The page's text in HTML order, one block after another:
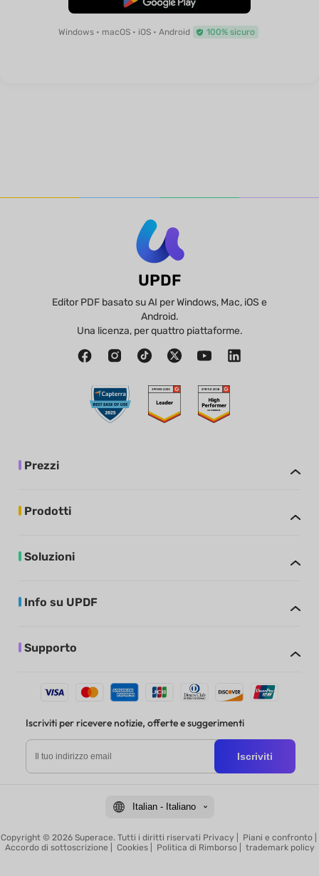
Windows • macOS • iOS • Android 100% sicuro
UPDF
Editor PDF basato su AI per Windows, Mac, iOS e
Android.
Una licenza, per quattro piattaforme.
Prezzi
Prodotti
Soluzioni
Info su UPDF
Supporto
Iscriviti per ricevere notizie, offerte e suggerimenti
Iscriviti
Italian - Italiano
Copyright © 2026 Superace. Tutti i diritti riservati Privacy Piani e confronto|
Accordo di sottoscrizione
Cookies| Politica di Rimborso| trademark policy